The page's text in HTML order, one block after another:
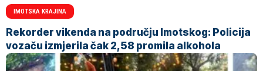
IMOTSKA KRAJINA
Rekorder vikenda na području Imotskog: Policija
vozaču izmjerila čak 2,58 promila alkohola